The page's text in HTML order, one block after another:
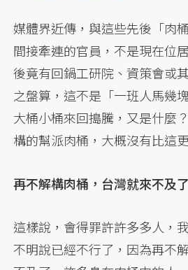
媒體界近傳，與這些先後「肉
間接牽連的官員，不是現在位
後竟有回鍋工研院、資策會或
之盤算，這不是「一班人馬幾
大桶小桶來回搗騰，又是什麼
構的幫派肉桶，大概沒有比這
再不解構肉桶，台灣就來不及了
這樣說，會得罪許許多多人，
不明說已經不行了，因為再不